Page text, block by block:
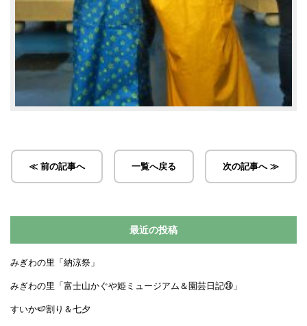
≪ 前の記事へ 一覧へ戻る 次の記事へ ≫
最近の投稿
みぎわの里「納涼祭」
みぎわの里「富士山かぐや姫ミュージアム＆園芸日記㉘」
すいか🍉割り＆七夕